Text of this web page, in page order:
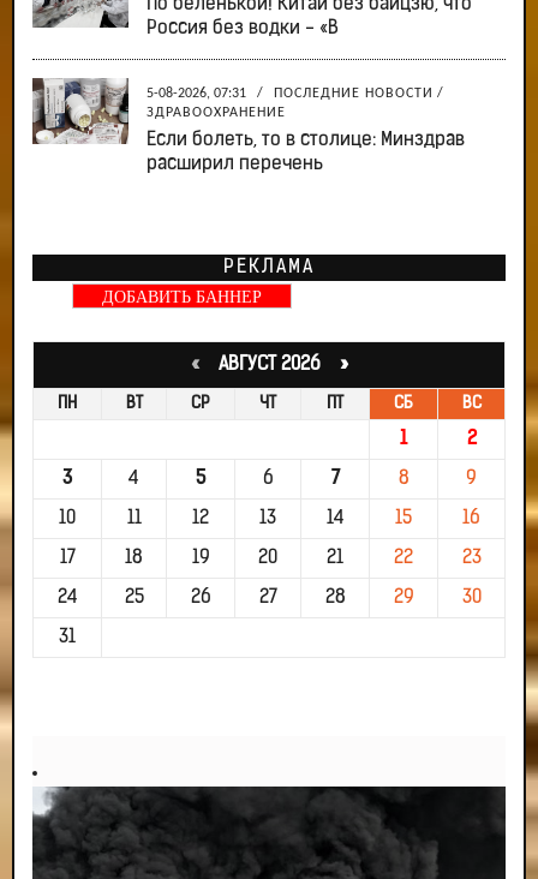
По беленькой! Китай без байцзю, что
Россия без водки - «В
5-08-2026, 07:31 / ПОСЛЕДНИЕ НОВОСТИ /
ЗДРАВООХРАНЕНИЕ
Если болеть, то в столице: Минздрав
расширил перечень
РЕКЛАМА
ДОБАВИТЬ БАННЕР
«АВГУСТ 2026 »
ПН ВТ СР ЧТ ПТ СБ ВС
1 2
3 4 5 6 7 8 9
10 11 12 13 14 15 16
17 18 19 20 21 22 23
24 25 26 27 28 29 30
31